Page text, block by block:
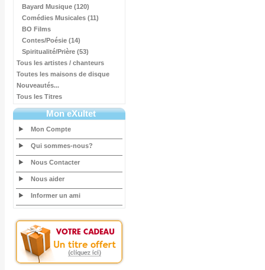
Bayard Musique (120)
Comédies Musicales (11)
BO Films
Contes/Poésie (14)
Spiritualité/Prière (53)
Tous les artistes / chanteurs
Toutes les maisons de disque
Nouveautés...
Tous les Titres
Mon eXultet
Mon Compte
Qui sommes-nous?
Nous Contacter
Nous aider
Informer un ami